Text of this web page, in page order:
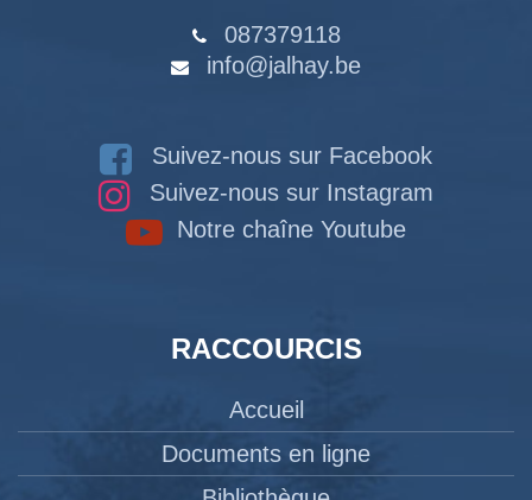
087379118
info@jalhay.be
Suivez-nous sur Facebook
Suivez-nous sur Instagram
Notre chaîne Youtube
RACCOURCIS
Accueil
Documents en ligne